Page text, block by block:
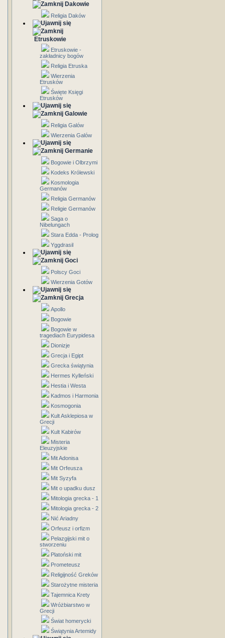
Dakowie
Religia Daków
Etruskowie
Etruskowie -
zakładnicy bogów
Religia Etruska
Wierzenia
Etrusków
Święte Księgi
Etrusków
Galowie
Religia Galów
Wierzenia Galów
Germanie
Bogowie i Olbrzymi
Kodeks Królewski
Kosmologia
Germanów
Religia Germanów
Religie Germanów
Saga o
Nibelungach
Stara Edda - Prolog
Yggdrasil
Goci
Polscy Goci
Wierzenia Gotów
Grecja
Apollo
Bogowie
Bogowie w
tragediach Eurypidesa
Dionizje
Grecja i Egipt
Grecka świątynia
Hermes Kylleński
Hestia i Westa
Kadmos i Harmonia
Kosmogonia
Kult Asklepiosa w
Grecji
Kult Kabirów
Misteria
Eleuzyjskie
Mit Adonisa
Mit Orfeusza
Mit Syzyfa
Mit o upadku dusz
Mitologia grecka - 1
Mitologia grecka - 2
Nić Ariadny
Orfeusz i orfizm
Pelazgijski mit o
stworzeniu
Platoński mit
Prometeusz
Religijność Greków
Starożytne misteria
Tajemnica Krety
Wróżbiarstwo w
Grecji
Świat homerycki
Świątynia Artemidy